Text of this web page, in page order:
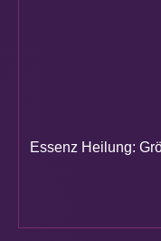
Essenz Heilung: